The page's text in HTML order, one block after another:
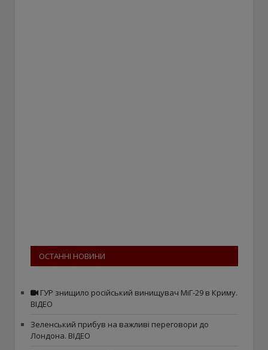
ОСТАННІ НОВИНИ
ГУР знищило російський винищувач МіГ-29 в Криму.
ВІДЕО
Зеленський прибув на важливі переговори до
Лондона. ВІДЕО